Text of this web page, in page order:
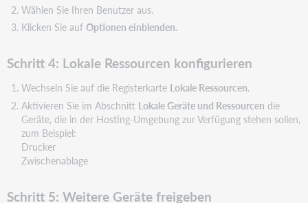
Wählen Sie Ihren Benutzer aus.
Klicken Sie auf Optionen einblenden.
Schritt 4: Lokale Ressourcen konfigurieren
Wechseln Sie auf die Registerkarte Lokale Ressourcen.
Aktivieren Sie im Abschnitt Lokale Geräte und Ressourcen die
Geräte, die in der Hosting-Umgebung zur Verfügung stehen sollen,
zum Beispiel:
Drucker
Zwischenablage
Schritt 5: Weitere Geräte freigeben